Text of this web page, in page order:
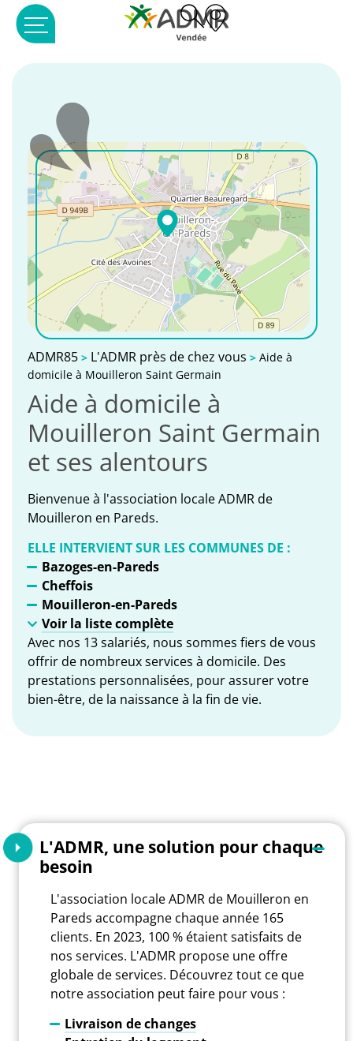
ADMR85 > L'ADMR près de chez vous > Aide à
domicile à Mouilleron Saint Germain
Aide à domicile à
Mouilleron Saint Germain
et ses alentours
Bienvenue à l'association locale ADMR de
Mouilleron en Pareds.
ELLE INTERVIENT SUR LES COMMUNES DE :
Bazoges-en-Pareds
Cheffois
Mouilleron-en-Pareds
Voir la liste complète
Avec nos 13 salariés, nous sommes fiers de vous
offrir de nombreux services à domicile. Des
prestations personnalisées, pour assurer votre
bien-être, de la naissance à la fin de vie.
L'ADMR, une solution pour chaque
besoin
L'association locale ADMR de Mouilleron en
Pareds accompagne chaque année 165
clients. En 2023, 100 % étaient satisfaits de
nos services. L'ADMR propose une offre
globale de services. Découvrez tout ce que
notre association peut faire pour vous :
Livraison de changes
Panneau de gestion des cookies